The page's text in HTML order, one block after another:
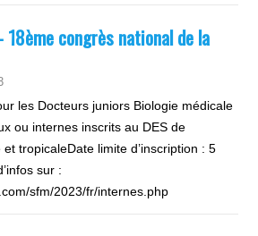
18ème congrès national de la
les Docteurs juniors Biologie médicale
ou internes inscrits au DES de
tropicaleDate limite d’inscription : 5
sur :
sfm/2023/fr/internes.php